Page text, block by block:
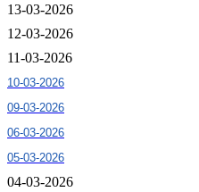
13-03-2026
12-03-2026
11-03-2026
10-03-2026
09-03-2026
06-03-2026
05-03-2026
04-03-2026